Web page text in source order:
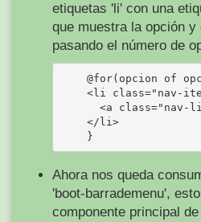
etiquetas 'li' con una
que muestra la opción
pasando el número de
@for(opcion of
<li class="nav-
<a class="nav-
    </li>
Ahora nos queda
'boot-barrademenu',
componente principal